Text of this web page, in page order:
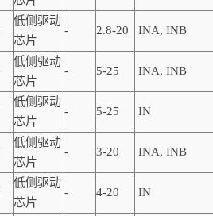
低侧驱动
芯片
- 2.8-20 INA, INB
低侧驱动
芯片
- 5-25 INA, INB
低侧驱动
芯片
- 5-25 IN
低侧驱动
芯片
- 3-20 INA, INB
低侧驱动
芯片
- 4-20 IN